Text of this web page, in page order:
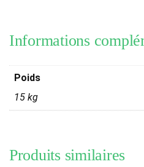
Informations
Poids
15 kg
Produits similaires